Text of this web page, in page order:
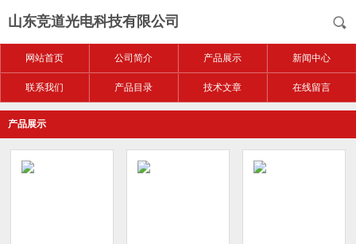
山东竞道光电科技有限公司
网站首页 公司简介 产品展示 新闻中心
联系我们 产品目录 技术文章 在线留言
产品展示